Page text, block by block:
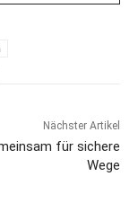
Nächster Artikel
für sichere
Wege